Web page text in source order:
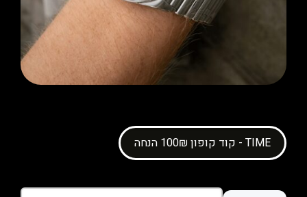
קוד קופון 100₪ הנחה - TIME